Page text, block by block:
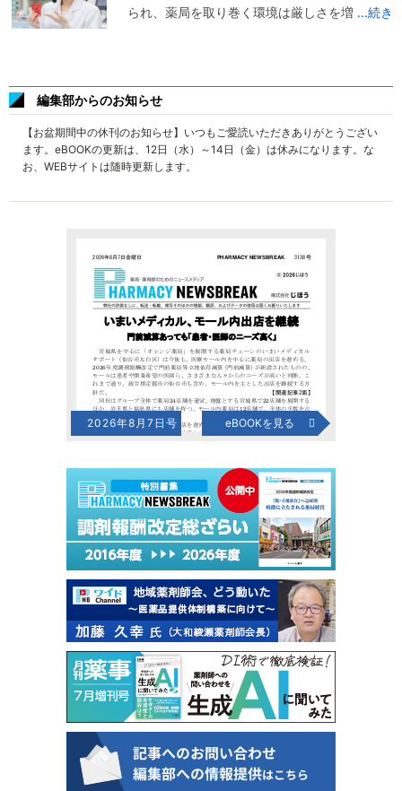
られ、薬局を取り巻く環境は厳しさを増 ...続き
編集部からのお知らせ
【お盆期間中の休刊のお知らせ】いつもご愛読いただきありがとうござい
ます。eBOOKの更新は、12日（水）～14日（金）は休みになります。な
お、WEBサイトは随時更新します。
2026年8月7日号 eBOOKを見る